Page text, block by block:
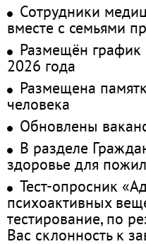
Сотрудники
вместе с семьями
Размещён
2026 года
Размещена
человека
Обновлены
В разделе
здоровье для
Тест-опросник
психоактивных
тестирование, по
Вас склонность к